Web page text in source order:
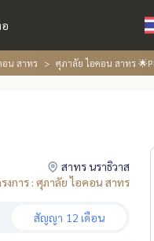
อน สาทร ศุภาลัย ไอคอน สาทร
สาทร นราธิวาส
รงการ : ศุภาลัย ไอคอน สาทร
สัญญา 12 เดือน